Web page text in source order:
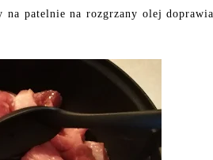
na patelnie na rozgrzany olej